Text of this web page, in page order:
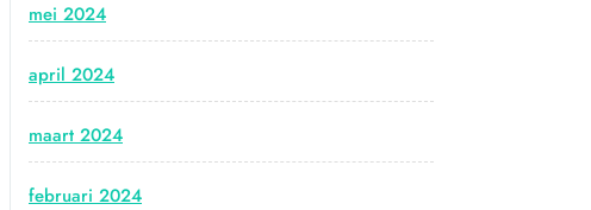
mei 2024
april 2024
maart 2024
februari 2024